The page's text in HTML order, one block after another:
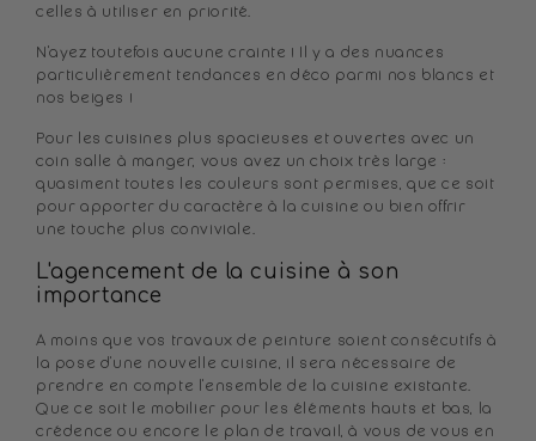
celles à utiliser en priorité.
N'ayez toutefois aucune crainte ! Il y a des nuances
particulièrement tendances en déco parmi nos blancs et
nos beiges !
Pour les cuisines plus spacieuses et ouvertes avec un
coin salle à manger, vous avez un choix très large :
quasiment toutes les couleurs sont permises, que ce soit
pour apporter du caractère à la cuisine ou bien offrir
une touche plus conviviale.
L'agencement de la cuisine à son
importance
A moins que vos travaux de peinture soient consécutifs à
la pose d'une nouvelle cuisine, il sera nécessaire de
prendre en compte l'ensemble de la cuisine existante.
Que ce soit le mobilier pour les éléments hauts et bas, la
crédence ou encore le plan de travail, à vous de vous en